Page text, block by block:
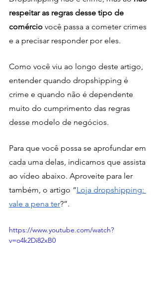
respeitar as regras desse tipo de
comércio você passa a cometer crimes
e a precisar responder por eles.
Como você viu ao longo deste artigo,
entender quando dropshipping é
crime e quando não é dependente
muito do cumprimento das regras
desse modelo de negócios.
Para que você possa se aprofundar em
cada uma delas, indicamos que assista
ao vídeo abaixo. Aproveite para ler
também, o artigo “Loja dropshipping:
vale a pena ter?”.
https://www.youtube.com/watch?
v=o4k2Di82xB0